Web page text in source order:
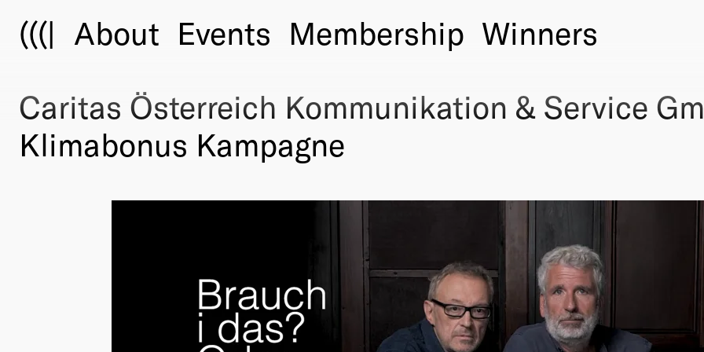
(((| About Events Membership Winners
Caritas Österreich Kommunikation & Service
Klimabonus Kampagne